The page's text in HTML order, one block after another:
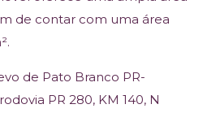
de contar com uma área
de Pato Branco PR-
PR 280, KM 140, N